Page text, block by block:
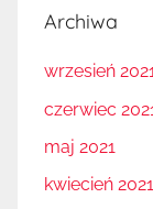
Archiwa
wrzesień
czerwiec
maj 2021
kwiecień 2021